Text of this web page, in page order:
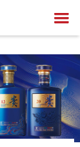
服务官网